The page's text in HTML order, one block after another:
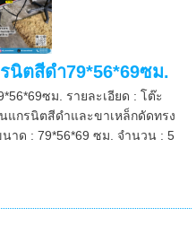
ตสีดำ79*56*69ซม.
ซม. รายละเอียด : โต๊ะ
แกรนิตสีดำและขาเหล็กดัดทรง
าด : 79*56*69 ซม. จำนวน : 5